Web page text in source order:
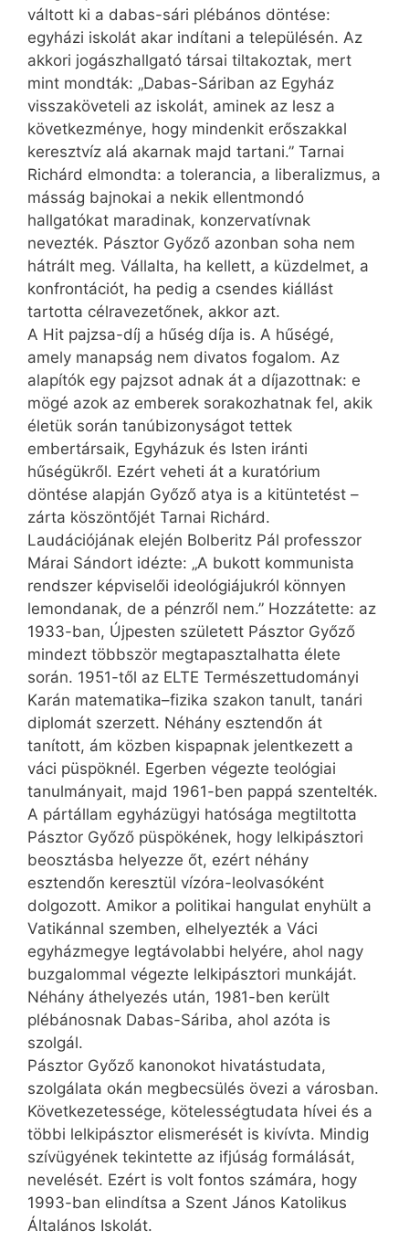
váltott ki a dabas-sári plébános döntése:
egyházi iskolát akar indítani a településén. Az
akkori jogászhallgató társai tiltakoztak, mert
mint mondták: „Dabas-Sáriban az Egyház
visszaköveteli az iskolát, aminek az lesz a
következménye, hogy mindenkit erőszakkal
keresztvíz alá akarnak majd tartani.” Tarnai
Richárd elmondta: a tolerancia, a liberalizmus, a
másság bajnokai a nekik ellentmondó
hallgatókat maradinak, konzervatívnak
nevezték. Pásztor Győző azonban soha nem
hátrált meg. Vállalta, ha kellett, a küzdelmet, a
konfrontációt, ha pedig a csendes kiállást
tartotta célravezetőnek, akkor azt.
A Hit pajzsa-díj a hűség díja is. A hűségé,
amely manapság nem divatos fogalom. Az
alapítók egy pajzsot adnak át a díjazottnak: e
mögé azok az emberek sorakozhatnak fel, akik
életük során tanúbizonyságot tettek
embertársaik, Egyházuk és Isten iránti
hűségükről. Ezért veheti át a kuratórium
döntése alapján Győző atya is a kitüntetést –
zárta köszöntőjét Tarnai Richárd.
Laudációjának elején Bolberitz Pál professzor
Márai Sándort idézte: „A bukott kommunista
rendszer képviselői ideológiájukról könnyen
lemondanak, de a pénzről nem.” Hozzátette: az
1933-ban, Újpesten született Pásztor Győző
mindezt többször megtapasztalhatta élete
során. 1951-től az ELTE Természet­tudományi
Karán matematika–fizika szakon tanult, tanári
diplomát szerzett. Néhány esztendőn át
tanított, ám közben kispapnak jelentkezett a
váci püspöknél. Egerben végezte teológiai
tanulmányait, majd 1961-ben pappá szentelték.
A pártállam egyházügyi hatósága megtiltotta
Pásztor Győző püspökének, hogy lelkipásztori
beosztásba helyezze őt, ezért néhány
esztendőn keresztül vízóra-leolvasóként
dolgozott. Amikor a politikai hangulat enyhült a
Vatikánnal szemben, elhelyezték a Váci
egyházmegye legtávolabbi helyére, ahol nagy
buzgalommal végezte lelkipásztori munkáját.
Néhány áthelyezés után, 1981-ben került
plébánosnak Dabas-Sáriba, ahol azóta is
szolgál.
Pásztor Győző kanonokot hivatás­tudata,
szolgálata okán megbecsülés övezi a városban.
Következetessége, kötelességtudata hívei és a
többi lelkipásztor elismerését is kivívta. Mindig
szívügyének tekintette az ifjúság formálását,
nevelését. Ezért is volt fontos számára, hogy
1993-ban elindítsa a Szent János Katolikus
Általános Iskolát.